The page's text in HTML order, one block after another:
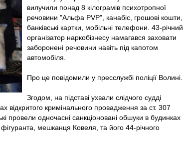
вилучили понад 8 кілограмів психотропної
речовини "Альфа PVP", канабіс, грошові кошти,
банківські картки, мобільні телефони. 43-річний
організатор наркобізнесу намагався заховати
заборонені речовини навіть під капотом
автомобіля.
Про це повідомили у пресслужбі поліції Волині.
Згодом, на підставі ухвали слідчого судді
відкритого кримінального провадження за ст. 307
провели одночасні санкціоновані обшуки в будинках
мешканця Ковеля, та його 44-річного